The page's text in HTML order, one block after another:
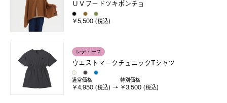
ＵＶフードツキポンチョ
￥5,500 (税込)
レディース
ウエストマークチュニックTシャツ
通常価格
￥4,950 (税込)
特別価格
￥3,500 (税込)